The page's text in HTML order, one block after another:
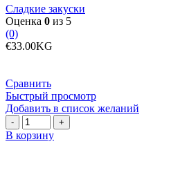
Сладкие закуски
Оценка 0 из 5
(0)
€33.00KG
Сравнить
Быстрый просмотр
Добавить в список желаний
Количество
товара
Апельсиновые
В корзину